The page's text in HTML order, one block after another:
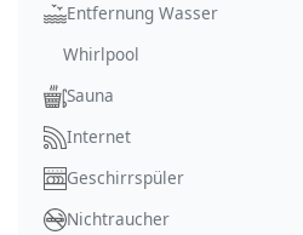
Entfernung Wasser
Whirlpool
Sauna
Internet
Geschirrspüler
Nichtraucher